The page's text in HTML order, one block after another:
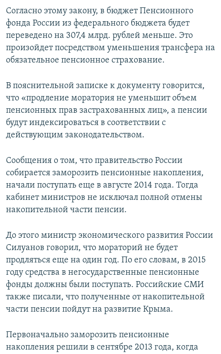
УКРАИНСКАЯ ПРОБЛЕМА КРЫМА
Все сайты RFE/RL
Согласно этому закону, в бюджет Пенсионного
фонда России из федерального бюджета будет
переведено на 307,4 млрд. рублей меньше. Это
произойдет посредством уменьшения трансфера на
обязательное пенсионное страхование.
В пояснительной записке к документу говорится,
что «продление моратория не уменьшит объем
пенсионных прав застрахованных лиц», а пенсии
будут индексироваться в соответствии с
действующим законодательством.
Сообщения о том, что правительство России
собирается заморозить пенсионные накопления,
начали поступать еще в августе 2014 года. Тогда
кабинет министров не исключал полной отмены
накопительной части пенсии.
До этого министр экономического развития России
Силуанов говорил, что мораторий не будет
продляться еще на один год. По его словам, в 2015
году средства в негосударственные пенсионные
фонды должны были поступать. Российские СМИ
также писали, что полученные от накопительной
части пенсии пойдут на развитие Крыма.
Первоначально заморозить пенсионные
накопления решили в сентябре 2013 года, когда